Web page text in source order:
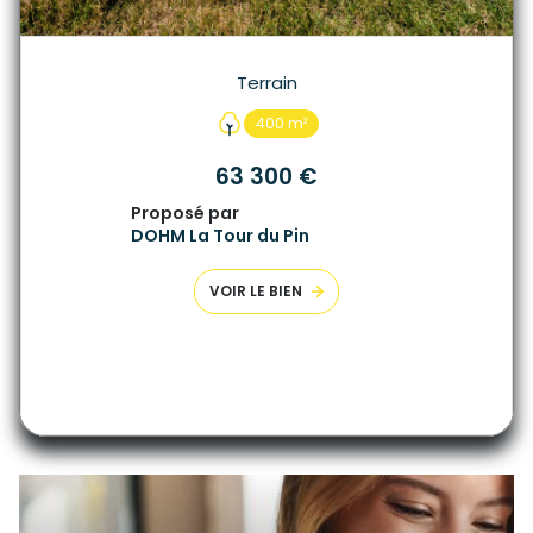
Terrain
400 m²
63 300 €
Proposé par
DOHM La Tour du Pin
VOIR LE BIEN